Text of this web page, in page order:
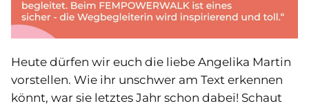
Heute dürfen wir euch die liebe Angelika Martin
vorstellen. Wie ihr unschwer am Text erkennen
könnt, war sie letztes Jahr schon dabei! Schaut